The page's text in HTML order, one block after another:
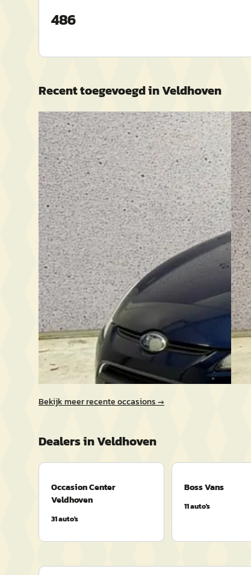
486
Recent toegevoegd inVeldhoven
B
Ford Fiesta·2010
1.25 Titanium
€ 3.600
v.a. € 76/mnd
Scherp geprijsd
2010 · 180.950 km · Benzine ·
Handgeschakeld
Occasion Center Veldhoven
· Veldhoven
4,3(232)
Bekijk aanbieding →
Vergelijk
B
Kia
€
4,3(
Bekijk meer recente occasions →
Dealers inVeldhoven
Occasion Center
Veldhoven
31auto's
Boss Vans
11auto's